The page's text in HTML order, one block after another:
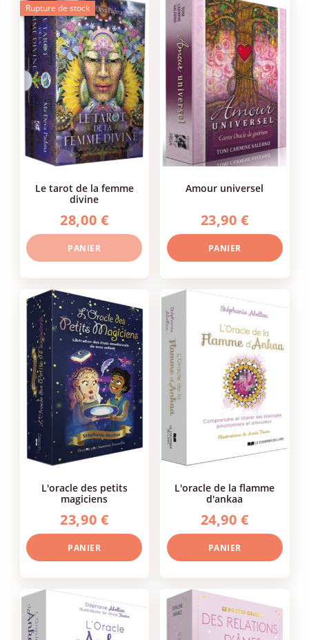
le tarot de la femme
divine
28,00 €
PANIER
Rupture de stock
amour universel
23,90 €
PANIER
l'oracle des petits
magiciens
23,90 €
PANIER
l'oracle de la flamme
d'ankaa
24,90 €
PANIER